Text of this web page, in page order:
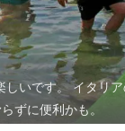
いです。 イタリ
ずに便利かも。